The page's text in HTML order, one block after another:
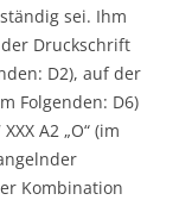
sei. Ihm
Druckschrift
D2), auf der
Folgenden: D6)
A2 „O“ (im
Kombination